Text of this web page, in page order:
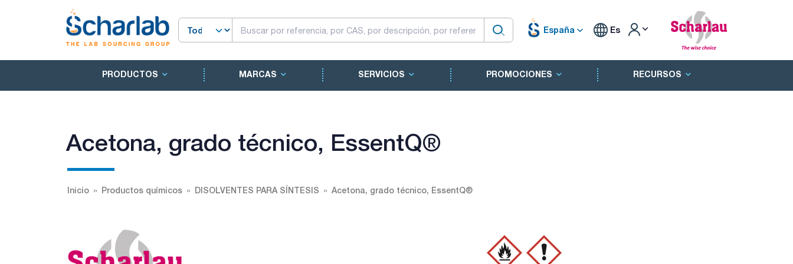
España Es
PRODUCTOS MARCAS SERVICIOS PROMOCIONES RECURSOS
Acetona, grado técnico, EssentQ®
Inicio Productos químicos DISOLVENTES PARA SÍNTESIS Acetona, grado técnico, EssentQ®